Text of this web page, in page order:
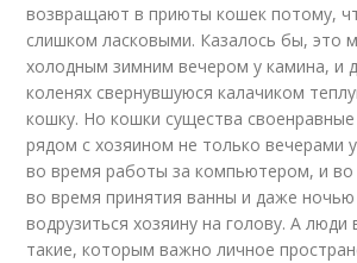
возвращают в приюты кошек потому,
слишком ласковыми. Казалось бы, это
холодным зимним вечером у камина, и
коленях свернувшуюся калачиком
кошку. Но кошки существа
рядом с хозяином не только вечерами
во время работы за компьютером, и
во время принятия ванны и даже
водрузиться хозяину на голову. А люди
такие, которым важно личное